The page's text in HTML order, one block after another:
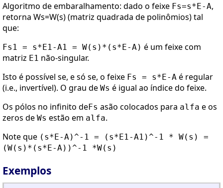
Algoritmo de embaralhamento: dado o feixe Fs=s*E-A,
retorna Ws=W(s) (matriz quadrada de polinômios) tal
que:
Fs1 = s*E1-A1 = W(s)*(s*E-A) é um feixe com
matriz E1 não-singular.
Isto é possível se, e só se, o feixe Fs = s*E-A é regular
(i.e., invertível). O grau de Ws é igual ao índice do feixe.
Os pólos no infinito deFs asão colocados para alfa e os
zeros de Ws estão em alfa.
Note que (s*E-A)^-1 = (s*E1-A1)^-1 * W(s) =
(W(s)*(s*E-A))^-1 *W(s)
Exemplos